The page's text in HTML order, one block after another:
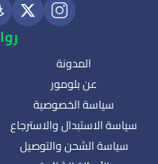
المدونة
عن بلومور
سياسة الخصوصية
سياسة الاستبدال والاسترجاع
سياسة الشحن والتوصيل